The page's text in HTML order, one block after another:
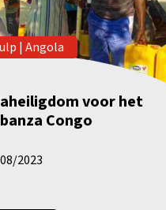
| Angola
voor het
Congo
2023